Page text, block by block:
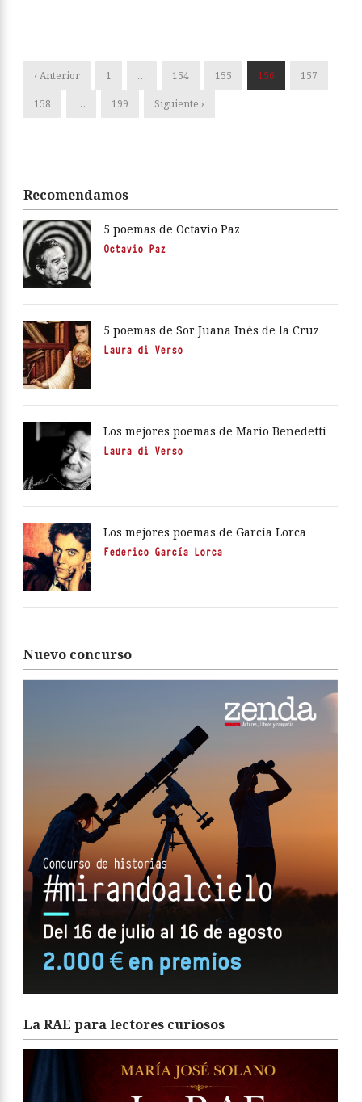
‹ Anterior 1 … 154 155 156 157
158 … 199 Siguiente ›
Recomendamos
5 poemas de Octavio Paz
Octavio Paz
5 poemas de Sor Juana Inés de la Cruz
Laura di Verso
Los mejores poemas de Mario Benedetti
Laura di Verso
Los mejores poemas de García Lorca
Federico García Lorca
Nuevo concurso
La RAE para lectores curiosos